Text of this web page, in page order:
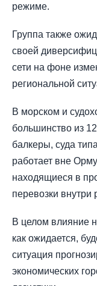
режиме.
Группа также
своей
сети на фоне
региональной
В морском и
большинство из
балкеры, суда
работает вне
находящиеся в
перевозки внутри
В целом влияние
как ожидается,
ситуация
экономических